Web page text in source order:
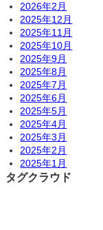
2026年2月
2025年12月
2025年11月
2025年10月
2025年9月
2025年8月
2025年7月
2025年6月
2025年5月
2025年4月
2025年3月
2025年2月
2025年1月
タグクラウド